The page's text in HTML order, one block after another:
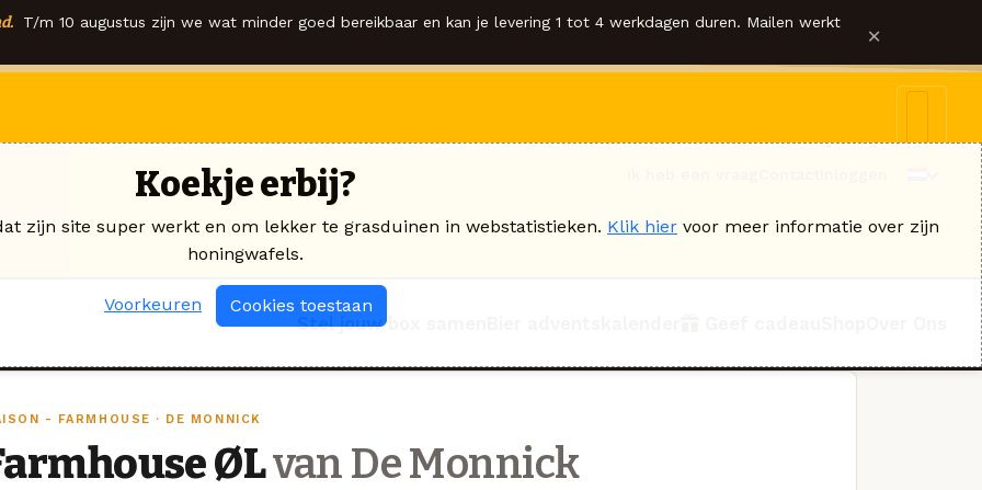
T/m 10 augustus zijn we wat minder goed bereikbaar en kan je levering 1 tot 4 werkdagen duren. Mailen werkt ×
Stel jouw box samen
- FARMHOUSE · DE MONNICK
ØLvan De Monnick
Koekje erbij?
zijn site super werkt en om lekker te grasduinen in webstatistieken. Klik hier voor meer informatie over zijn
honingwafels.
Voorkeuren Cookies toestaan